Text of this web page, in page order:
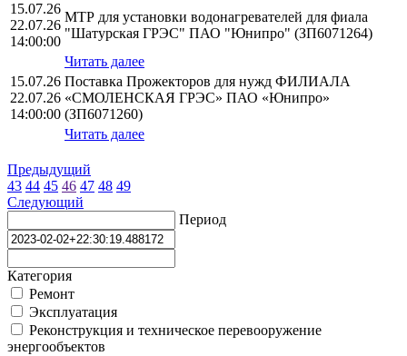
15.07.26
22.07.26
14:00:00
МТР для установки водонагревателей для фиала
"Шатурская ГРЭС" ПАО "Юнипро" (ЗП6071264)
Читать далее
15.07.26
22.07.26
14:00:00
Поставка Прожекторов для нужд ФИЛИАЛА
«СМОЛЕНСКАЯ ГРЭС» ПАО «Юнипро»
(ЗП6071260)
Читать далее
Предыдущий
43 44 45 46 47 48 49
Следующий
Период
Категория
Ремонт
Эксплуатация
Реконструкция и техническое перевооружение
энергообъектов